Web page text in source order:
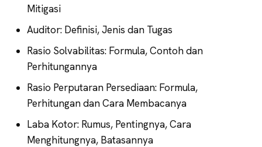
Mitigasi
Auditor: Definisi, Jenis dan Tugas
Rasio Solvabilitas: Formula, Contoh dan
Perhitungannya
Rasio Perputaran Persediaan: Formula,
Perhitungan dan Cara Membacanya
Laba Kotor: Rumus, Pentingnya, Cara
Menghitungnya, Batasannya